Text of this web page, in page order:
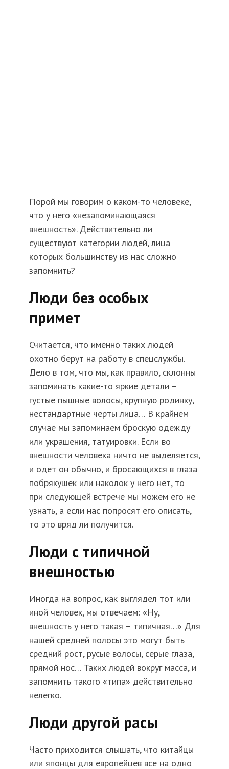
Порой мы говорим о каком-то человеке,
что у него «незапоминающаяся
внешность». Действительно ли
существуют категории людей, лица
которых большинству из нас сложно
запомнить?
Люди без особых
примет
Считается, что именно таких людей
охотно берут на работу в спецслужбы.
Дело в том, что мы, как правило, склонны
запоминать какие-то яркие детали –
густые пышные волосы, крупную родинку,
нестандартные черты лица… В крайнем
случае мы запоминаем броскую одежду
или украшения, татуировки. Если во
внешности человека ничто не выделяется,
и одет он обычно, и бросающихся в глаза
побрякушек или наколок у него нет, то
при следующей встрече мы можем его не
узнать, а если нас попросят его описать,
то это вряд ли получится.
Люди с типичной
внешностью
Иногда на вопрос, как выглядел тот или
иной человек, мы отвечаем: «Ну,
внешность у него такая – типичная…» Для
нашей средней полосы это могут быть
средний рост, русые волосы, серые глаза,
прямой нос… Таких людей вокруг масса, и
запомнить такого «типа» действительно
нелегко.
Люди другой расы
Часто приходится слышать, что китайцы
или японцы для европейцев все на одно